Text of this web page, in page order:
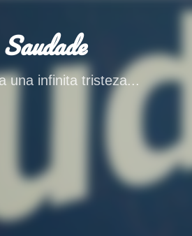
Ir al contenido
una infinita tristeza...